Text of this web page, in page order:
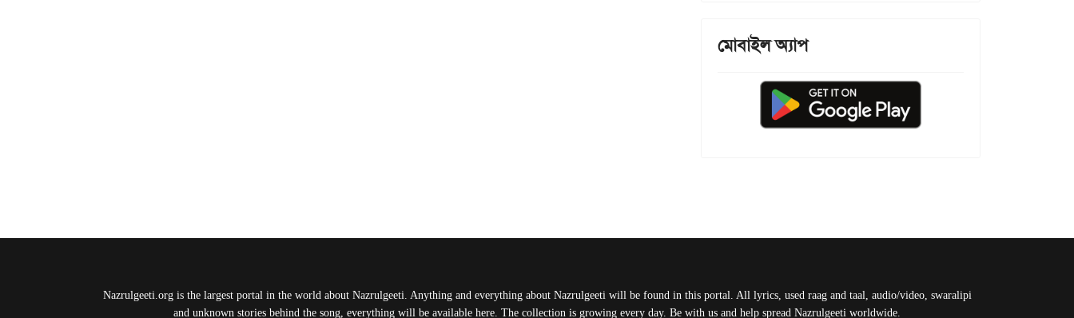
মোবাইল অ্যাপ
Nazrulgeeti.org is the largest portal in the world about Nazrulgeeti. Anything and everything about Nazrulgeeti will be found in this portal. All lyrics, used raag and taal, audio/video, swaralipi
and unknown stories behind the song, everything will be available here. The collection is growing every day. Be with us and help spread Nazrulgeeti worldwide.